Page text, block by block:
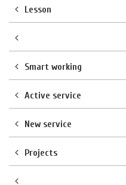
Lesson
Smart working
Active service
New service
Projects